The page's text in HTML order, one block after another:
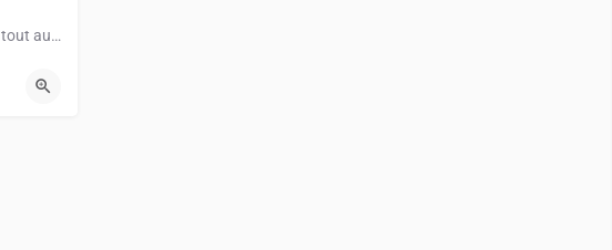
Et si votre prochain événement professionnel prenait une tout autre dimension ? À seulement quelques…